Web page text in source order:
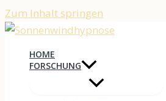
Zum Inhalt springen
HOME
FORSCHUNG